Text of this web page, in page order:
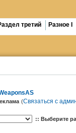
третий Разное I
(Связаться с
:: Выберите